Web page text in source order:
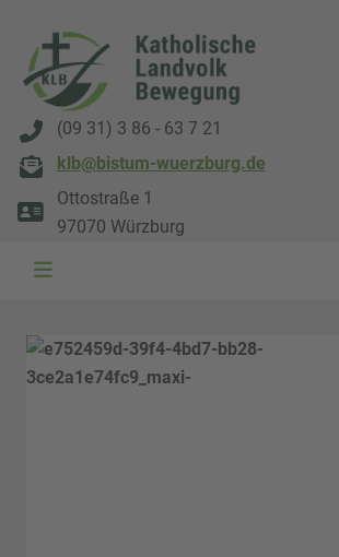
(09 31) 3 86 - 63 7 21
klb@bistum-wuerzburg.de
Ottostraße 1
97070 Würzburg